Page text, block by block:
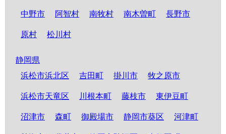
中野市 阿智村 南牧村 南木曽町 長野市
原村 松川村
静岡県
浜松市浜北区
吉田町 掛川市 牧之原市
浜松市天竜区 川根本町 藤枝市 東伊豆町
沼津市 森町 御殿場市 静岡市葵区 河津町